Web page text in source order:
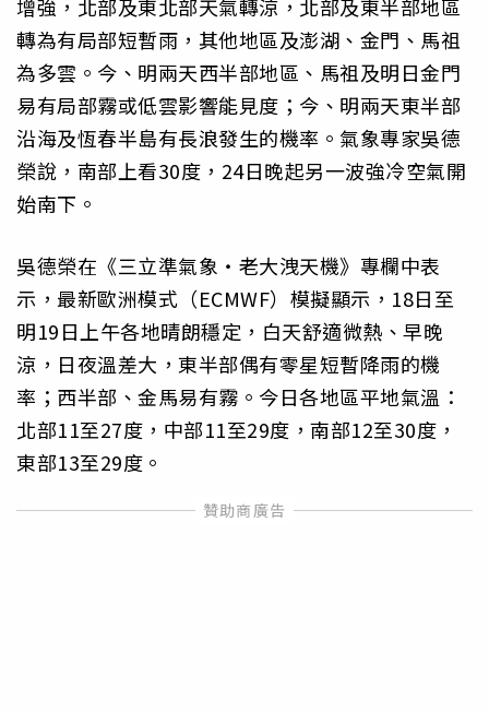
增強，北部及東北部天氣轉涼，北部及東半部地區
轉為有局部短暫雨，其他地區及澎湖、金門、馬祖
為多雲。今、明兩天西半部地區、馬祖及明日金門
易有局部霧或低雲影響能見度；今、明兩天東半部
沿海及恆春半島有長浪發生的機率。氣象專家吳德
榮說，南部上看30度，24日晚起另一波強冷空氣開
始南下。
吳德榮在《三立準氣象‧老大洩天機》專欄中表
示，最新歐洲模式（ECMWF）模擬顯示，18日至
明19日上午各地晴朗穩定，白天舒適微熱、早晚
涼，日夜溫差大，東半部偶有零星短暫降雨的機
率；西半部、金馬易有霧。今日各地區平地氣溫：
北部11至27度，中部11至29度，南部12至30度，
東部13至29度。